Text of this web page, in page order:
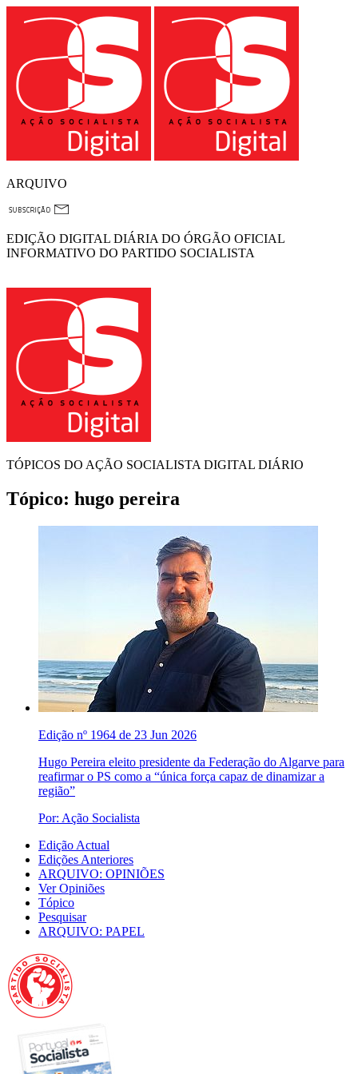
ARQUIVO
EDIÇÃO DIGITAL DIÁRIA DO ÓRGÃO OFICIAL
INFORMATIVO DO PARTIDO SOCIALISTA
TÓPICOS DO AÇÃO SOCIALISTA DIGITAL DIÁRIO
Tópico: hugo pereira
Edição nº 1964 de 23 Jun 2026
Hugo Pereira eleito presidente da Federação do Algarve para
reafirmar o PS como a “única força capaz de dinamizar a
região”
Por: Ação Socialista
Edição Actual
Edições Anteriores
ARQUIVO: OPINIÕES
Ver Opiniões
Tópico
Pesquisar
ARQUIVO: PAPEL